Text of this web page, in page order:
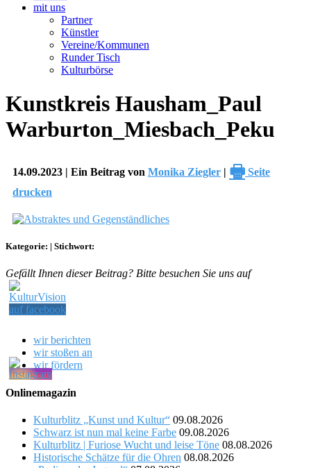
mit uns
Partner
Künstler
Vereine/Kommunen
Runder Tisch
Kulturbörse
Kunstkreis Hausham_Paul
Warburton_Miesbach_Peku
14.09.2023 | Ein Beitrag von Monika Ziegler | 🖶 Seite
drucken
Kategorie: | Stichwort:
Gefällt Ihnen dieser Beitrag? Bitte besuchen Sie uns auf
wir berichten
wir stoßen an
wir fördern
Onlinemagazin
Kulturblitz „Kunst und Kultur“ 09.08.2026
Schwarz ist nun mal keine Farbe 09.08.2026
Kulturblitz | Furiose Wucht und leise Töne 08.08.2026
Historische Schätze für die Ohren 08.08.2026